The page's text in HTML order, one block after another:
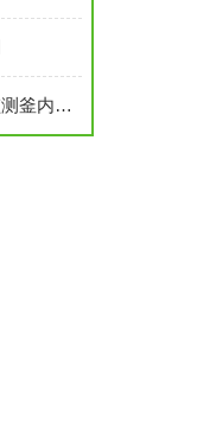
水热合成反应釜可实时监测釜内反应温度